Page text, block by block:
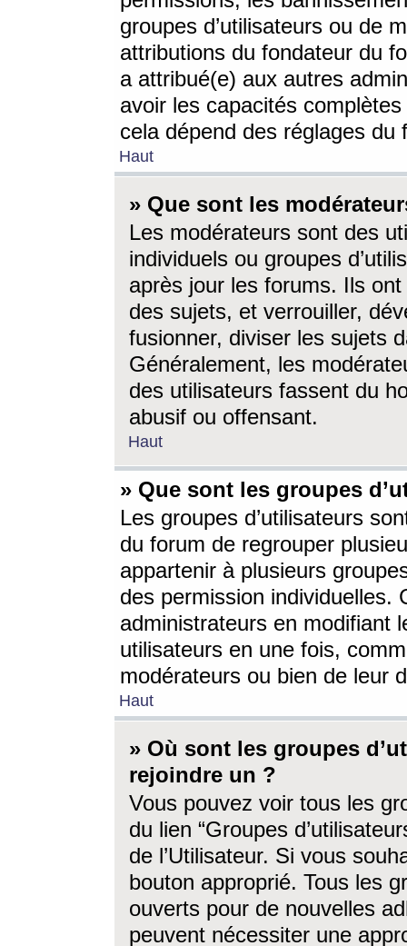
groupes d’utilisateurs ou de
attributions du fondateur du
a attribué(e) aux autres
avoir les capacités
cela dépend des réglages du
Haut
» Que sont les
Les modérateurs sont des
individuels ou groupes
après jour les forums. Ils ont
des sujets, et verrouiller,
fusionner, diviser les sujets
Généralement, les
des utilisateurs fassent du
abusif ou offensant.
Haut
» Que sont les groupes
Les groupes d’utilisateurs
du forum de regrouper
appartenir à plusieurs
des permission individuelles.
administrateurs en modifiant
utilisateurs en une fois,
modérateurs ou bien de leur
Haut
» Où sont les groupes
rejoindre un ?
Vous pouvez voir tous les
du lien “Groupes
de l’Utilisateur. Si vous
bouton approprié. Tous les
ouverts pour de nouvelles
peuvent nécessiter une